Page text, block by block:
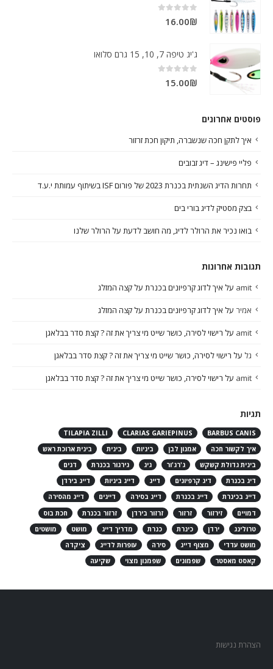
0
out of 5
16.00₪
ג'יג טיפה 7, 10, 15 גרם סלואו
0
out of 5
15.00₪
פוסטים אחרונים
איך לתקן חכה שנשברה, תיקון חכת זרזור
פליי פישינג – דיג זבובים
תחרות הדיג השנתית בכנרת 2023 של פורום ISF בשיתוף עמותת י.ע.ד
בצק מסטיק לדיג בורי בים
בואו נכיר את הרולר לדיג, מה חושב לדעת על הרולר שלנו
תגובות אחרונות
amit על איך לדוג קרפיונים בכנרת על קצה המזלג
אמיר על איך לדוג קרפיונים בכנרת על קצה המזלג
amit על רישוי לסירה, כושר שייט מי צריך את זה ? קצת סדר בבלאגן
גל על רישוי לסירה, כושר שייט מי צריך את זה ? קצת סדר בבלאגן
amit על רישוי לסירה, כושר שייט מי צריך את זה ? קצת סדר בבלאגן
תגיות
BARBUS CANIS
CLARIAS GARIEPINUS
TILAPIA ZILLI
איך לקשור חכה
אמנון לבן ביניות בינית
בינית ארוכת ראש
בינית גדולת קשקש
ג'רג'ור גיג גירגור בכנרת
דגים
דיג בכנרת
דיג קרפיונים דייג דייג ביניות
דייג בירדן
דייג בכינרת
דייג בכנרת דייג בסירה דייגים
דייג מהסירה
דמויים
זירזור זרזור זרזור בירדן זרזור בכנרת
חכת בוס
טרולינג
ירדן כינרת כנרת מדריך דייג מושט
מושטים
מושט עדדי
מצוף דייג סירה עופרות לדייג
ציקדה
קאסט מאסטר
שפמונים שפמנון מצוי שקיעה
הצהרת נגישות